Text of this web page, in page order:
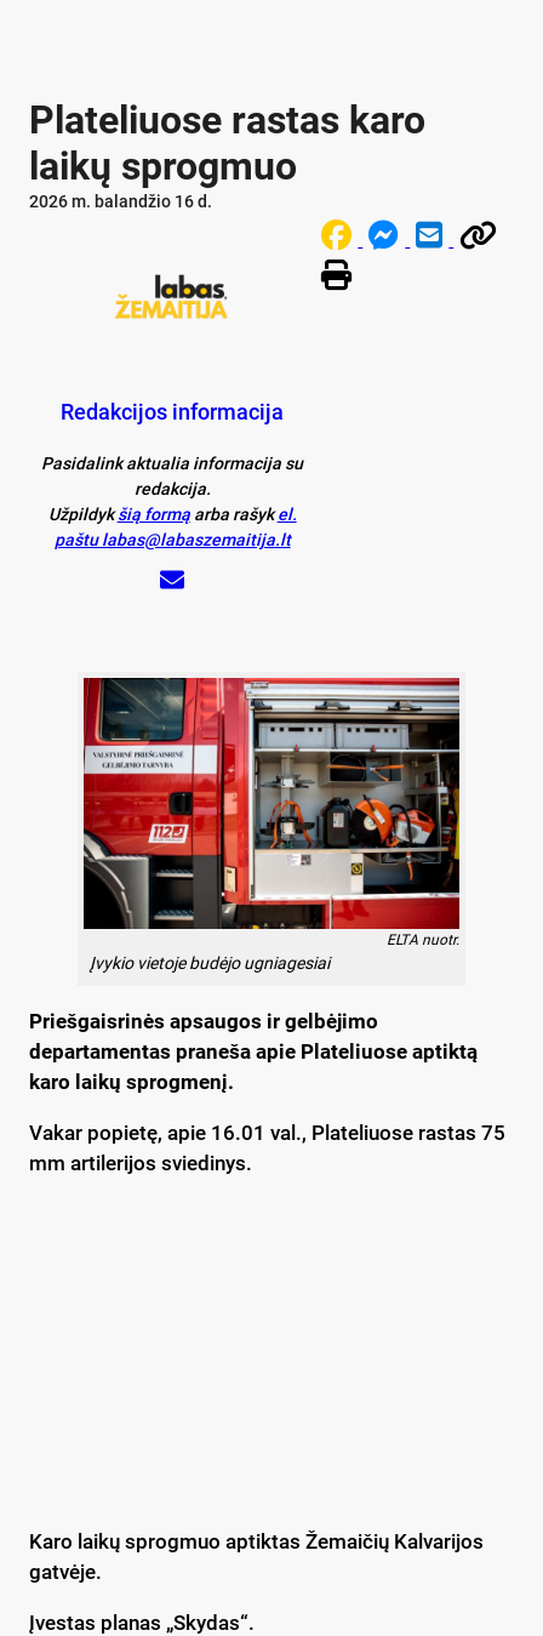
Plateliuose rastas karo
laikų sprogmuo
2026 m. balandžio 16 d.
Redakcijos informacija
Pasidalink aktualia informacija su
redakcija.
Užpildykšią formąarba rašykel.
paštu labas@labaszemaitija.lt
ELTA nuotr.
Įvykio vietoje budėjo ugniagesiai
Priešgaisrinės apsaugos ir gelbėjimo
departamentas praneša apie Plateliuose aptiktą
karo laikų sprogmenį.
Vakar popietę, apie 16.01 val., Plateliuose rastas 75
mm artilerijos sviedinys.
Karo laikų sprogmuo aptiktas Žemaičių Kalvarijos
gatvėje.
Įvestas planas „Skydas“.